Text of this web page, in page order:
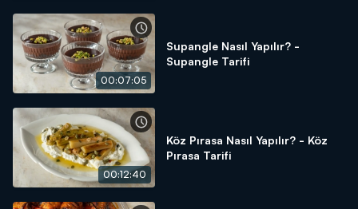
00:07:05
Supangle Nasıl Yapılır? -
Supangle Tarifi
00:12:40
Köz Pırasa Nasıl Yapılır? - Köz
Pırasa Tarifi